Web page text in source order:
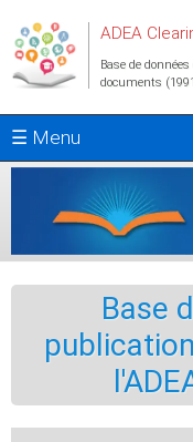
ADEA
Base de
documents
☰ Menu
Base